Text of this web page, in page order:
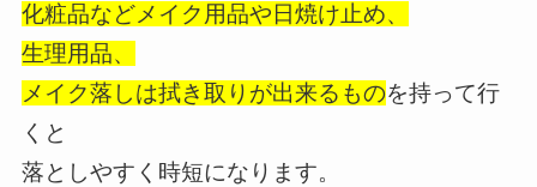
化粧品などメイク用品や日焼け止め、
生理用品、
メイク落しは拭き取りが出来るものを持って行
くと
落としやすく時短になります。